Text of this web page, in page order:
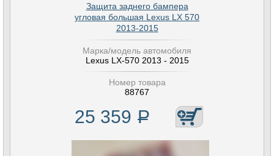
Защита заднего бампера
угловая большая Lexus LX 570
2013-2015
Марка/модель автомобиля
Lexus LX-570 2013 - 2015
Номер товара
88767
25 359 Р